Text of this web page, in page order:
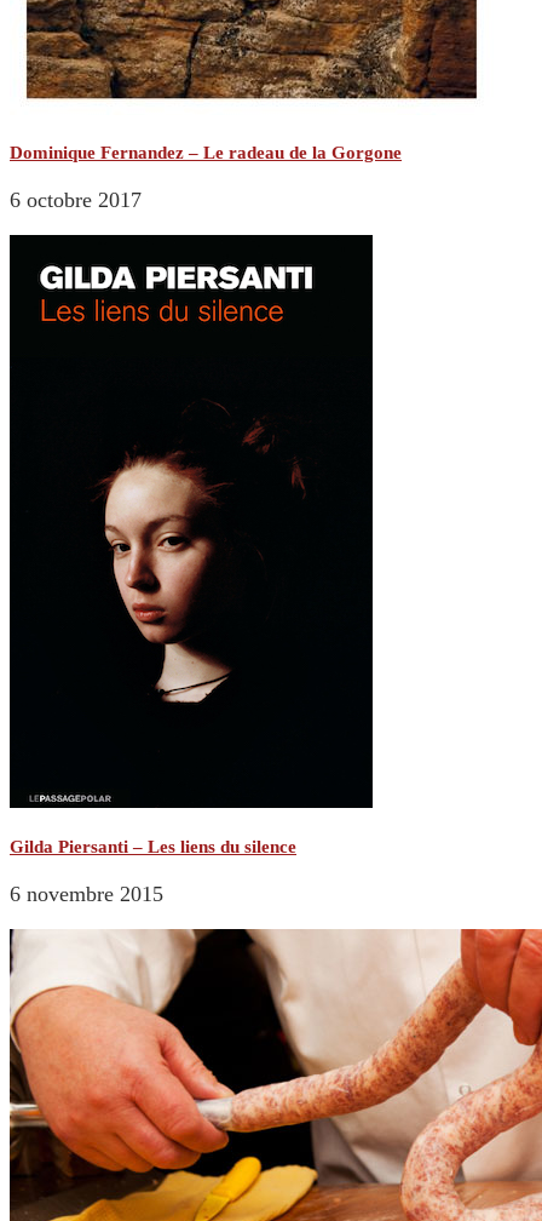
Dominique Fernandez – Le radeau de la Gorgone
6 octobre 2017
Gilda Piersanti – Les liens du silence
6 novembre 2015